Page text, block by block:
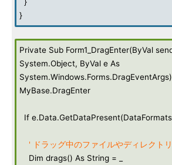
}
Private Sub Form1_DragEnter(ByVal
System.Object, ByVal e As
MyBase.DragEnter
If
' ドラッグ中のファイルやディレクト
Dim drags() As String = _